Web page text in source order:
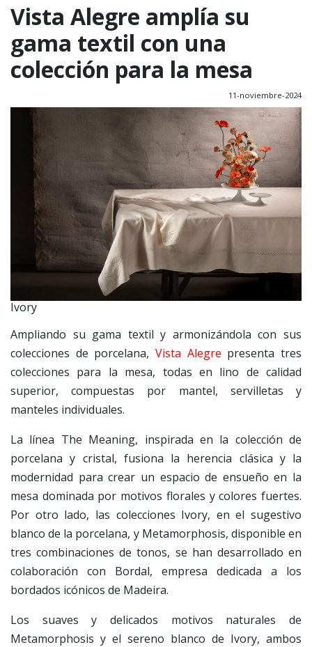
Vista Alegre amplía su
gama textil con una
colección para la mesa
11-noviembre-2024
Ivory
Ampliando su gama textil y armonizándola con sus
colecciones de porcelana, Vista Alegre presenta tres
colecciones para la mesa, todas en lino de calidad
superior, compuestas por mantel, servilletas y
manteles individuales.
La línea The Meaning, inspirada en la colección de
porcelana y cristal, fusiona la herencia clásica y la
modernidad para crear un espacio de ensueño en la
mesa dominada por motivos florales y colores fuertes.
Por otro lado, las colecciones Ivory, en el sugestivo
blanco de la porcelana, y Metamorphosis, disponible en
tres combinaciones de tonos, se han desarrollado en
colaboración con Bordal, empresa dedicada a los
bordados icónicos de Madeira.
Los suaves y delicados motivos naturales de
Metamorphosis y el sereno blanco de Ivory, ambos